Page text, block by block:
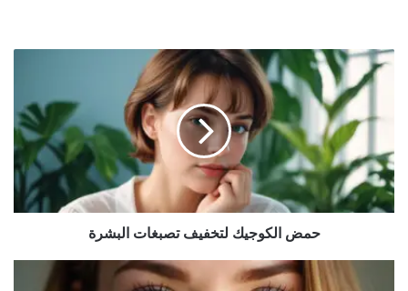
حمض
الكوجيك
لتخفيف
تصبغات
حمض الكوجيك لتخفيف تصبغات البشرة